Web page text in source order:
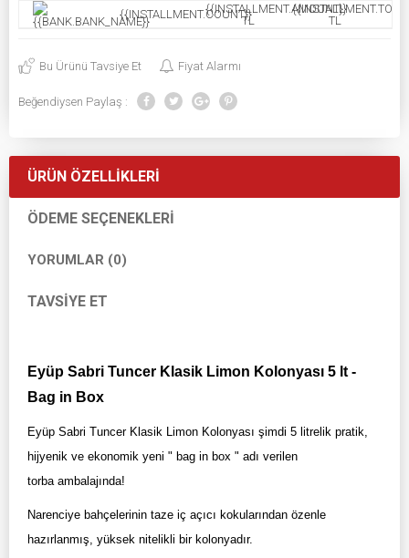
{{INSTALLMENT.COUNT}}{{INSTALLMENT.AMOUNT}}
TL
TL
Bu Ürünü Tavsiye Et Fiyat Alarmı
Beğendiysen Paylaş :
ÜRÜN ÖZELLIKLERI
ÖDEME SEÇENEKLERI
YORUMLAR (0)
TAVSIYE ET
Eyüp Sabri Tuncer Klasik Limon Kolonyası 5 lt -
Bag in Box
Eyüp Sabri Tuncer Klasik Limon Kolonyası şimdi 5 litrelik pratik,
hijyenik ve ekonomik yeni " bag in box " adı verilen
torba ambalajında!
Narenciye bahçelerinin taze iç açıcı kokularından özenle
hazırlanmış, yüksek nitelikli bir kolonyadır.